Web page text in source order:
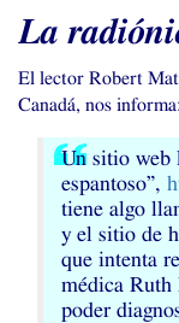
La
El lector Robert
Canadá, nos informa:
Un sitio web
espantoso”,
tiene algo
y el sitio de
que intenta
médica Ruth
poder